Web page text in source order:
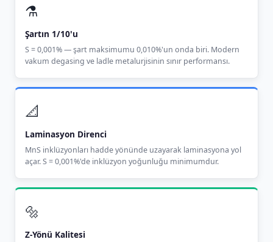
⚗️
Şartın 1/10'u
S = 0,001% — şart maksimumu 0,010%'un onda biri. Modern
vakum degasing ve ladle metalurjisinin sınır performansı.
📐
Laminasyon Direnci
MnS inklüzyonları hadde yönünde uzayarak laminasyona yol
açar. S = 0,001%'de inklüzyon yoğunluğu minimumdur.
🔩
Z-Yönü Kalitesi